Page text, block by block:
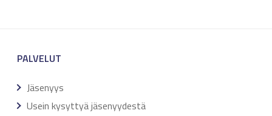
PALVELUT
Jäsenyys
Usein kysyttyä jäsenyydestä